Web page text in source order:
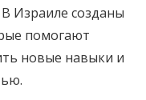
Израиле созданы
помогают
новые навыки и